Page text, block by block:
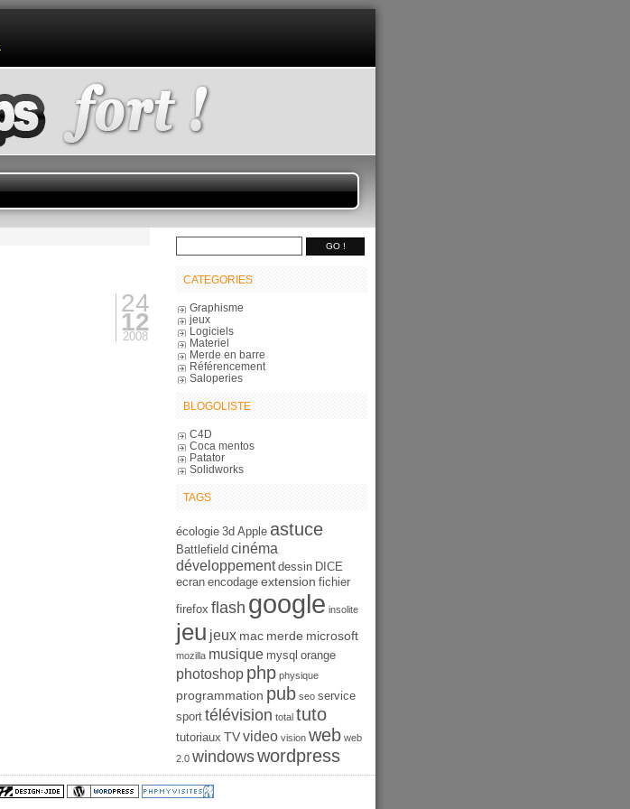
24
12
2008
CATEGORIES
Graphisme
jeux
Logiciels
Materiel
Merde en barre
Référencement
Saloperies
BLOGOLISTE
C4D
Coca mentos
Patator
Solidworks
TAGS
écologie 3d Apple astuce
Battlefield cinéma
développement dessin DICE
ecran encodage extension fichier
firefox flash google insolite
jeu jeux mac merde microsoft
mozilla musique mysql orange
photoshop php physique
programmation pub seo service
sport télévision total tuto
tutoriaux TVvideo vision web web
2.0 windowswordpress